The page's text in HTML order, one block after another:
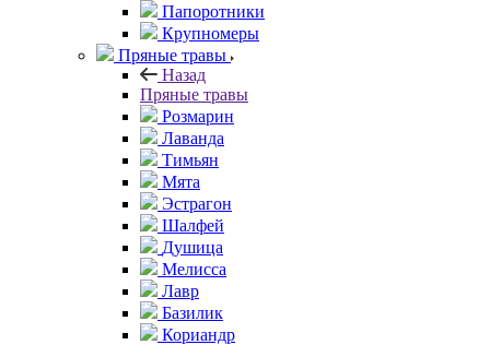
Папоротники
Крупномеры
Пряные травы
Назад
Пряные травы
Розмарин
Лаванда
Тимьян
Мята
Эстрагон
Шалфей
Душица
Мелисса
Лавр
Базилик
Кориандр